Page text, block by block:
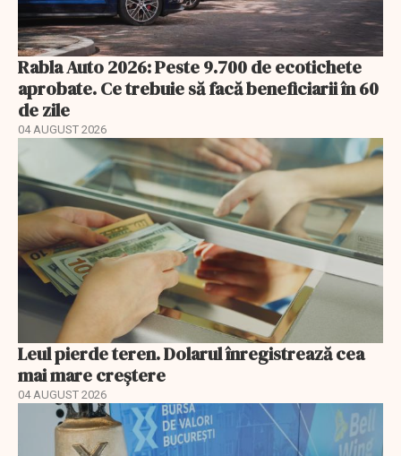
Rabla Auto 2026: Peste 9.700 de ecotichete
aprobate. Ce trebuie să facă beneficiarii în 60
de zile
04 AUGUST 2026
Leul pierde teren. Dolarul înregistrează cea
mai mare creștere
04 AUGUST 2026